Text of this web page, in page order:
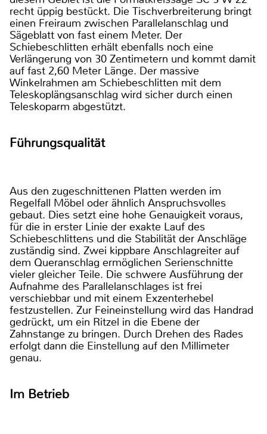
recht üppig bestückt. Die Tischverbreiterung bringt
einen Freiraum zwischen Parallelanschlag und
Sägeblatt von fast einem Meter. Der
Schiebeschlitten erhält ebenfalls noch eine
Verlängerung von 30 Zentimetern und kommt damit
auf fast 2,60 Meter Länge. Der massive
Winkelrahmen am Schiebeschlitten mit dem
Teleskoplängsanschlag wird sicher durch einen
Teleskoparm abgestützt.
Führungsqualität
Aus den zugeschnittenen Platten werden im
Regelfall Möbel oder ähnlich Anspruchsvolles
gebaut. Dies setzt eine hohe Genauigkeit voraus,
für die in erster Linie der exakte Lauf des
Schiebeschlittens und die Stabilität der Anschläge
zuständig sind. Zwei kippbare Anschlagreiter auf
dem Queranschlag ermöglichen Serienschnitte
vieler gleicher Teile. Die schwere Ausführung der
Aufnahme des Parallelanschlages ist frei
verschiebbar und mit einem Exzenterhebel
festzustellen. Zur Feineinstellung wird das Handrad
gedrückt, um ein Ritzel in die Ebene der
Zahnstange zu bringen. Durch Drehen des Rades
erfolgt dann die Einstellung auf den Millimeter
genau.
Im Betrieb